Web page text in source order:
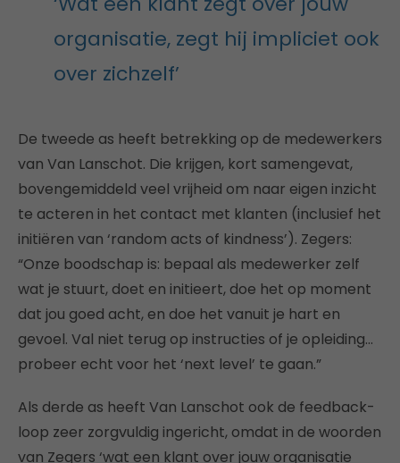
organisatie, zegt hij impliciet ook
over zichzelf’
De tweede as heeft betrekking op de medewerkers
van Van Lanschot. Die krijgen, kort samengevat,
bovengemiddeld veel vrijheid om naar eigen inzicht
te acteren in het contact met klanten (inclusief het
initiëren van ‘random acts of kindness’). Zegers:
“Onze boodschap is: bepaal als medewerker zelf
wat je stuurt, doet en initieert, doe het op moment
dat jou goed acht, en doe het vanuit je hart en
gevoel. Val niet terug op instructies of je opleiding…
probeer echt voor het ‘next level’ te gaan.”
Als derde as heeft Van Lanschot ook de feedback-
loop zeer zorgvuldig ingericht, omdat in de woorden
van Zegers ‘wat een klant over jouw organisatie